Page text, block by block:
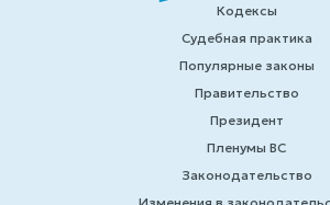
Кодексы
Судебная практика
Популярные законы
Правительство
Президент
Пленумы ВС
Законодательство